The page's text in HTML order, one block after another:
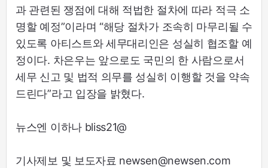
과 관련된 쟁점에 대해 적법한 절차에 따라 적극 소
명할 예정”이라며 “해당 절차가 조속히 마무리될 수
있도록 아티스트와 세무대리인은 성실히 협조할 예
정이다. 차은우는 앞으로도 국민의 한 사람으로서
세무 신고 및 법적 의무를 성실히 이행할 것을 약속
드린다”라고 입장을 밝혔다.
뉴스엔 이하나 bliss21@
기사제보 및 보도자료 newsen@newsen.com